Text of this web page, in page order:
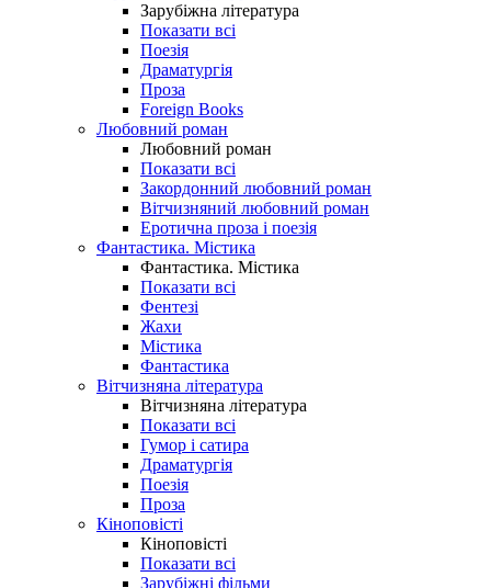
Зарубіжна література
Показати всі
Поезія
Драматургія
Проза
Foreign Books
Любовний роман
Любовний роман
Показати всі
Закордонний любовний роман
Вітчизняний любовний роман
Еротична проза і поезія
Фантастика. Містика
Фантастика. Містика
Показати всі
Фентезі
Жахи
Містика
Фантастика
Вітчизняна література
Вітчизняна література
Показати всі
Гумор і сатира
Драматургія
Поезія
Проза
Кіноповісті
Кіноповісті
Показати всі
Зарубіжні фільми